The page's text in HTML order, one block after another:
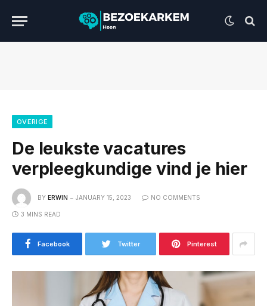
OVERIGE
De leukste vacatures
verpleegkundige vind je hier
BY ERWIN JANUARY 15, 2023 NO COMMENTS
3 MINS READ
Facebook Twitter Pinterest